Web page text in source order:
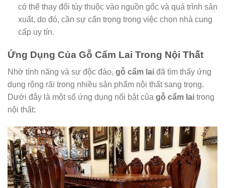
có thể thay đổi tùy thuộc vào nguồn gốc và quá trình sản
xuất, do đó, cần sự cẩn trọng trong việc chọn nhà cung
cấp uy tín.
Ứng Dụng Của Gỗ Cẩm Lai Trong Nội Thất
Nhờ tính năng và sự độc đáo, gỗ cẩm lai đã tìm thấy ứng
dụng rộng rãi trong nhiều sản phẩm nội thất sang trọng.
Dưới đây là một số ứng dụng nổi bật của gỗ cẩm lai trong
nội thất: